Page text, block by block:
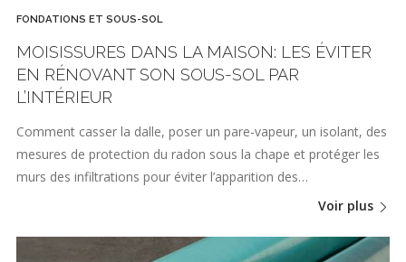
FONDATIONS ET SOUS-SOL
MOISISSURES DANS LA MAISON: LES ÉVITER
EN RÉNOVANT SON SOUS-SOL PAR
L’INTÉRIEUR
Comment casser la dalle, poser un pare-vapeur, un isolant, des
mesures de protection du radon sous la chape et protéger les
murs des infiltrations pour éviter l’apparition des…
Voir plus